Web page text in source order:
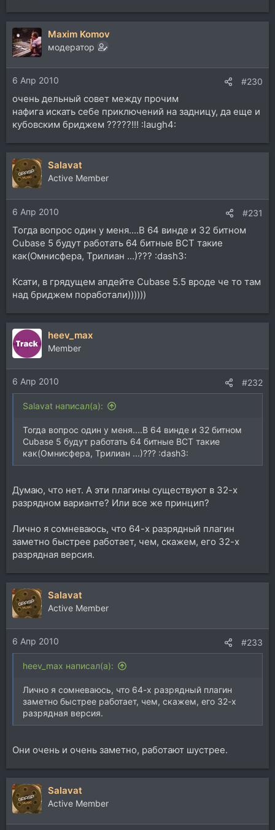
Maxim Komov
модератор
6 Апр 2010 #230
очень дельный совет между прочим
нафига искать себе приключений на задницу, да еще и
кубовским бриджем ?????!!! :laugh4:
Salavat
Active Member
6 Апр 2010 #231
Тогда вопрос один у меня....В 64 винде и 32 битном
Cubase 5 будут работать 64 битные ВСТ такие
как(Омнисфера, Трилиан ...)??? :dash3:
Ксати, в грядущем апдейте Cubase 5.5 вроде че то там
над бриджем поработали))))))
heev_max
Member
6 Апр 2010 #232
Salavat написал(а):
Тогда вопрос один у меня....В 64 винде и 32 битном
Cubase 5 будут работать 64 битные ВСТ такие
как(Омнисфера, Трилиан ...)??? :dash3:
Думаю, что нет. А эти плагины существуют в 32-х
разрядном варианте? Или все же принцип?
Лично я сомневаюсь, что 64-х разрядный плагин
заметно быстрее работает, чем, скажем, его 32-х
разрядная версия.
Salavat
Active Member
6 Апр 2010 #233
heev_max написал(а):
Лично я сомневаюсь, что 64-х разрядный плагин
заметно быстрее работает, чем, скажем, его 32-х
разрядная версия.
Они очень и очень заметно, работают шустрее.
Salavat
Active Member